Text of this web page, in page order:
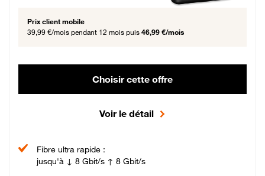
Prix client mobile
39,99 €/mois pendant 12 mois puis 46,99 €/mois
Choisir cette offre
Voir le détail
Fibre ultra rapide :
jusqu'à ↓ 8 Gbit/s ↑ 8 Gbit/s